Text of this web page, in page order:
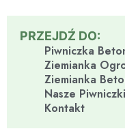
PRZEJDŹ DO:
Piwniczka
Ziemianka
Ziemianka
Nasze Piwniczki
Kontakt